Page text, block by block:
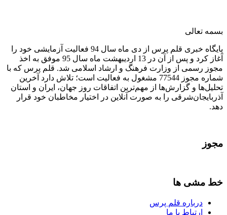
بسمه تعالی
پایگاه خبری قلم پرس از دی ماه سال 94 فعالیت آزمایشی خود را
آغاز کرد و پس از آن در 13 اردیبهشت ماه سال 95 موفق به اخذ
مجوز رسمی از وزارت فرهنگ و ارشاد اسلامی شد. قلم پرس که با
شماره مجوز 77544 مشغول به فعالیت است؛ تلاش دارد آخرین
تحلیل‌ها و گزارش‌ها از مهم‌ترین اتفاقات روز جهان، ایران و استان
آذربایجان‌شرقی را به صورت آنلاین در اختیار مخاطبان خود قرار
دهد.
مجوز
خط مشی ها
درباره قلم پرس
ارتباط با ما